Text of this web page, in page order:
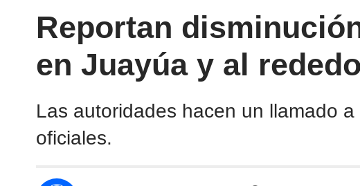
Reportan
en Juayúa y al
Las autoridades hacen un llamado
oficiales.